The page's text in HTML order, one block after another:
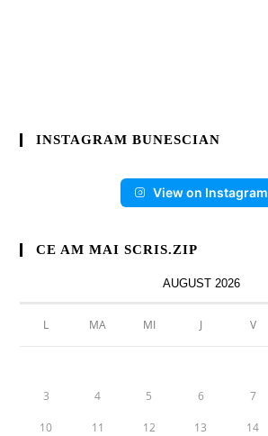
INSTAGRAM BUNESCIAN
View on Instagram
CE AM MAI SCRIS.ZIP
AUGUST 2026
L MA MI J V
3 4 5 6 7
10 11 12 13 14